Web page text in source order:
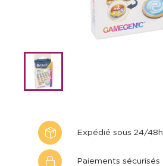
Expédié sous 24/48h
Paiements sécurisés